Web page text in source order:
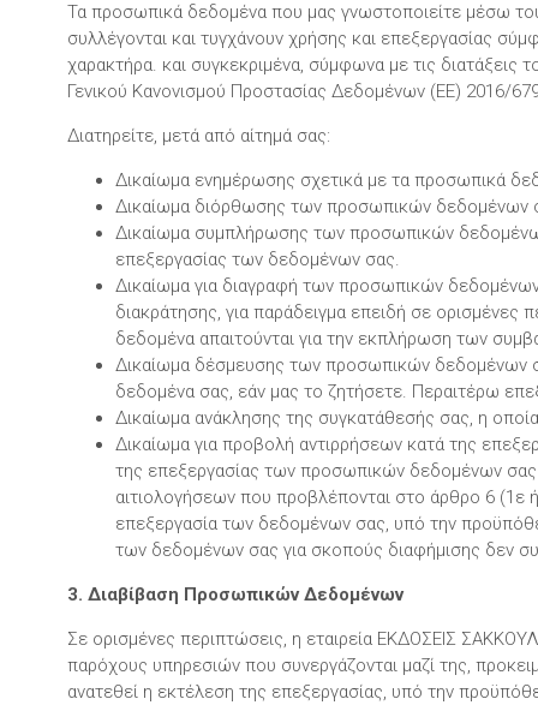
Τα προσωπικά δεδομένα που μας γνωστοποιείτε μέσω
συλλέγονται και τυγχάνουν χρήσης και επεξεργασίας
χαρακτήρα. και συγκεκριμένα, σύμφωνα με τις
Γενικού Κανονισμού Προστασίας Δεδομένων (ΕΕ) 2016/
Διατηρείτε, μετά από αίτημά σας:
Δικαίωμα ενημέρωσης σχετικά με τα προσωπικά
Δικαίωμα διόρθωσης των προσωπικών δεδομένων
Δικαίωμα συμπλήρωσης των προσωπικών
επεξεργασίας των δεδομένων σας.
Δικαίωμα για διαγραφή των προσωπικών
διακράτησης, για παράδειγμα επειδή σε
δεδομένα απαιτούνται για την εκπλήρωση των
Δικαίωμα δέσμευσης των προσωπικών δεδομένων
δεδομένα σας, εάν μας το ζητήσετε. Περαιτέρω
Δικαίωμα ανάκλησης της συγκατάθεσής σας, η
Δικαίωμα για προβολή αντιρρήσεων κατά της
της επεξεργασίας των προσωπικών δεδομένων
αιτιολογήσεων που προβλέπονται στο άρθρο 6 (1ε
επεξεργασία των δεδομένων σας, υπό την
των δεδομένων σας για σκοπούς διαφήμισης δεν
3. Διαβίβαση Προσωπικών Δεδομένων
Σε ορισμένες περιπτώσεις, η εταιρεία ΕΚΔΟΣΕΙΣ
παρόχους υπηρεσιών που συνεργάζονται μαζί της,
ανατεθεί η εκτέλεση της επεξεργασίας, υπό την